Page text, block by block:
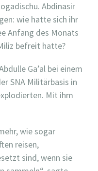
Abdinasir
wie hatte sich ihr
Anfang des Monats
befreit hatte?
Ga’al bei einem
SNA Militärbasis in
Mit ihm
wie sogar
reisen,
sind, wenn sie